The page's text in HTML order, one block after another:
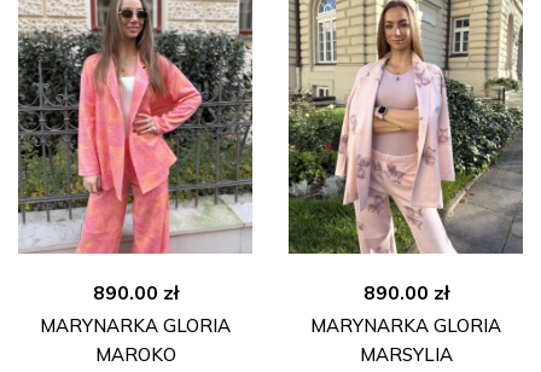
890.00 zł
MARYNARKA GLORIA
MAROKO
890.00 zł
MARYNARKA GLORIA
MARSYLIA